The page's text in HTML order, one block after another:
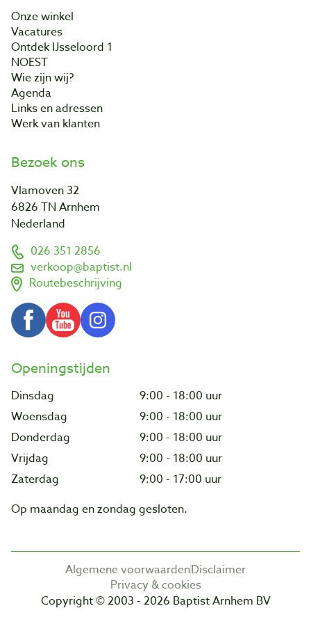
Onze winkel
Vacatures
Ontdek IJsseloord 1
NOEST
Wie zijn wij?
Agenda
Links en adressen
Werk van klanten
Bezoek ons
Vlamoven 32
6826 TN Arnhem
Nederland
026 351 2856
verkoop@baptist.nl
Routebeschrijving
Openingstijden
Dinsdag
9:00 - 18:00 uur
Woensdag
9:00 - 18:00 uur
Donderdag
9:00 - 18:00 uur
Vrijdag
9:00 - 18:00 uur
Zaterdag
9:00 - 17:00 uur
Op maandag en zondag gesloten.
Algemene voorwaardenDisclaimer
Privacy & cookies
Copyright © 2003 - 2026 Baptist Arnhem BV